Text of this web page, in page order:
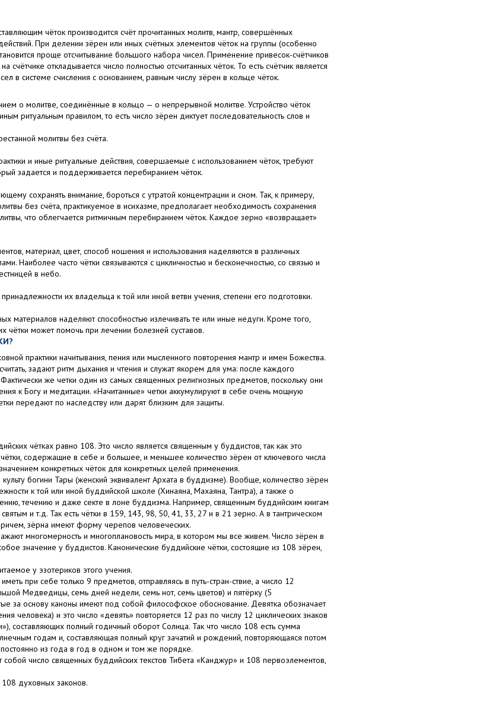
чёток производится счёт прочитанных молитв, мантр, совершённых
При делении зёрен или иных счётных элементов чёток на группы (особенно
проще отсчитывание большого набора чисел. Применение привесок-счётчиков
откладывается число полностью отсчитанных чёток. То есть счётчик является
в системе счисления с основанием, равным числу зёрен в кольце чёток.
о молитве, соединённые в кольцо — о непрерывной молитве. Устройство чёток
ритуальным правилом, то есть число зёрен диктует последовательность слов и
молитвы без счёта.
и иные ритуальные действия, совершаемые с использованием чёток, требуют
задается и поддерживается перебиранием чёток.
сохранять внимание, бороться с утратой концентрации и сном. Так, к примеру,
без счёта, практикуемое в исихазме, предполагает необходимость сохранения
что облегчается ритмичным перебиранием чёток. Каждое зерно «возвращает»
материал, цвет, способ ношения и использования наделяются в различных
Наиболее часто чётки связываются с цикличностью и бесконечностью, со связью и
в небо.
их владельца к той или иной ветви учения, степени его подготовки.
материалов наделяют способностью излечивать те или иные недуги. Кроме того,
чётки может помочь при лечении болезней суставов.
практики начитывания, пения или мысленного повторения мантр и имен Божества.
задают ритм дыхания и чтения и служат якорем для ума: после каждого
же четки один из самых священных религиозных предметов, поскольку они
к Богу и медитации. «Начитанные» четки аккумулируют в себе очень мощную
передают по наследству или дарят близким для защиты.
чётках равно 108. Это число является священным у буддистов, так как это
содержащие в себе и большее, и меньшее количество зёрен от ключевого числа
конкретных чёток для конкретных целей применения.
богини Тары (женский эквивалент Архата в буддизме). Вообще, количество зёрен
к той или иной буддийской школе (Хинаяна, Махаяна, Тантра), а также о
течению и даже секте в лоне буддизма. Например, священным буддийским книгам
и т.д. Так есть чётки в 159, 143, 98, 50, 41, 33, 27 и в 21 зерно. А в тантрическом
зёрна имеют форму черепов человеческих.
многомерность и многоплановость мира, в котором мы все живем. Число зёрен в
значение у буддистов. Канонические буддийские чётки, состоящие из 108 зёрен,
у эзотериков этого учения.
при себе только 9 предметов, отправляясь в путь-стран-ствие, а число 12
Медведицы, семь дней недели, семь нот, семь цветов) и пятёрку (5
за основу каноны имеют под собой философское обоснование. Девятка обозначает
человека) и это число «девять» повторяется 12 раз по числу 12 циклических знаков
составляющих полный годичный оборот Солнца. Так что число 108 есть сумма
годам и, составляющая полный круг зачатий и рождений, повторяющаяся потом
постоянно из года в год в одном и том же порядке.
число священных буддийских текстов Тибета «Канджур» и 108 первоэлементов,
духовных законов.